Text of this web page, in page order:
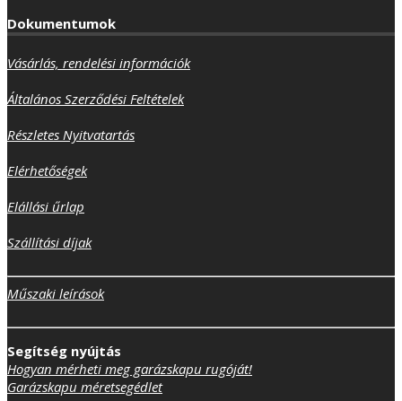
Dokumentumok
Vásárlás, rendelési információk
Általános Szerződési Feltételek
Részletes Nyitvatartás
Elérhetőségek
Elállási űrlap
Szállítási díjak
Műszaki leírások
Segítség nyújtás
Hogyan mérheti meg garázskapu rugóját!
Garázskapu méretsegédlet